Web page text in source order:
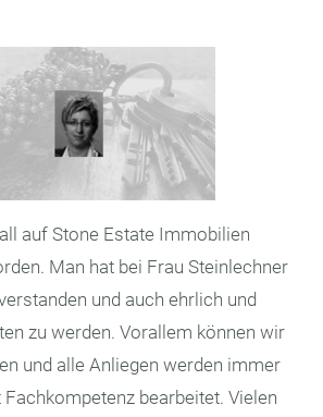
auf Stone Estate Immobilien
Man hat bei Frau Steinlechner
und auch ehrlich und
zu werden. Vorallem können wir
und alle Anliegen werden immer
bearbeitet. Vielen